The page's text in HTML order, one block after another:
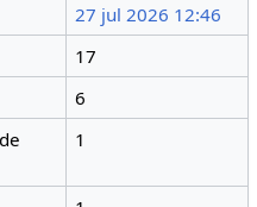
27 jul 2026 12:46
17
6
1